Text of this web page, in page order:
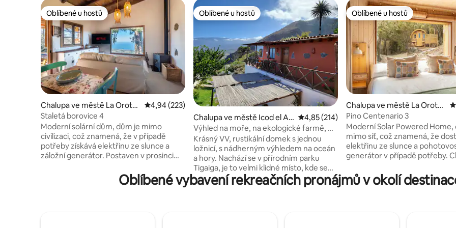
Oblíbené u hostů
Oblíbené u hostů
Chalupa ve městě La Orotav
a
Průměrné hodnocení 4,94 z 5, 223 hodnocení
4,94 (223)
Staletá borovice 4
Moderní solární dům, dům je mimo
civilizaci, což znamená, že v případě
potřeby získává elektřinu ze slunce a
záložní generátor. Postaven v prosinci
stojící domy těsně před národním
parkem Teide. Domov má plně
Oblíbené u hostů
Oblíbené u hostů
Chalupa ve městě Icod el Alt
o, Los Realejos
Průměrné hodnocení 4,85 z 5, 214 hodnocení
4,85 (214)
Výhled na moře, na ekologické farmě, VV
El Verode
Krásný VV, rustikální domek s jednou
ložnicí, s nádherným výhledem na oceán
a hory. Nachází se v přírodním parku
Tigaiga, je to velmi klidné místo, kde se
můžete odpojit, dobře umístěné pro
poznávání severu Tenerife. Vedle trasy
Oblíbené u hostů
Oblíbené u hostů
Chalupa ve městě La Orotav
a
Pino Centenario 3
Moderní Solar Powered Home,
mimo síť, což znamená, že
elektřinu ze slunce a
generátor v případě potřeby.
před Národním parkem Teide.
má plně kuchaři otevřenou
umyvadlem, sprchovým
Oblíbené vybavení rekreačních pronájmů v okolí